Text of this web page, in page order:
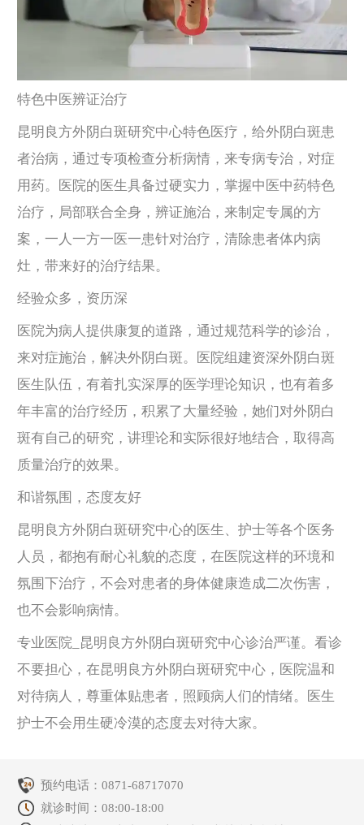
特色中医辨证治疗
昆明良方外阴白斑研究中心特色医疗，给外阴白斑患
者治病，通过专项检查分析病情，来专病专治，对症
用药。医院的医生具备过硬实力，掌握中医中药特色
治疗，局部联合全身，辨证施治，来制定专属的方
案，一人一方一医一患针对治疗，清除患者体内病
灶，带来好的治疗结果。
经验众多，资历深
医院为病人提供康复的道路，通过规范科学的诊治，
来对症施治，解决外阴白斑。医院组建资深外阴白斑
医生队伍，有着扎实深厚的医学理论知识，也有着多
年丰富的治疗经历，积累了大量经验，她们对外阴白
斑有自己的研究，讲理论和实际很好地结合，取得高
质量治疗的效果。
和谐氛围，态度友好
昆明良方外阴白斑研究中心的医生、护士等各个医务
人员，都抱有耐心礼貌的态度，在医院这样的环境和
氛围下治疗，不会对患者的身体健康造成二次伤害，
也不会影响病情。
专业医院_昆明良方外阴白斑研究中心诊治严谨。看诊
不要担心，在昆明良方外阴白斑研究中心，医院温和
对待病人，尊重体贴患者，照顾病人们的情绪。医生
护士不会用生硬冷漠的态度去对待大家。
预约电话：0871-68717070
就诊时间：08:00-18:00